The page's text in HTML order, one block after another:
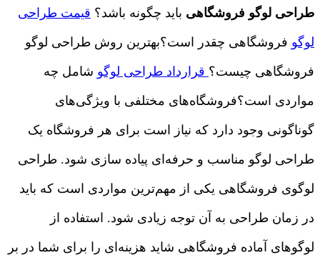
طراحی لوگو فروشگاهی باید چگونه باشد؟ قیمت طراحی
لوگو فروشگاهی چقدر است؟بهترین روش طراحی لوگو
فروشگاهی چیست؟ قرارداد طراحی لوگو شامل چه
مواردی است؟فروشگاه‌های مختلفی با ویژگی‌های
گوناگونی وجود دارد که نیاز است برای هر فروشگاه یک
طراحی لوگو مناسب و حرفه‌ای پیاده سازی شود. طراحی
لوگوی فروشگاهی یکی از مهم‌ترین مواردی است که باید
در زمان طراحی به آن توجه زیادی شود. استفاده از
لوگوهای آماده فروشگاهی شاید هزینه‌ای را برای شما در بر